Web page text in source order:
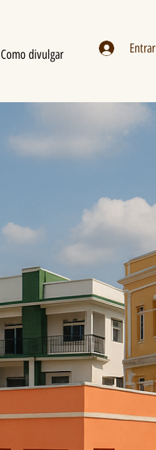
Entrar
Como divulgar